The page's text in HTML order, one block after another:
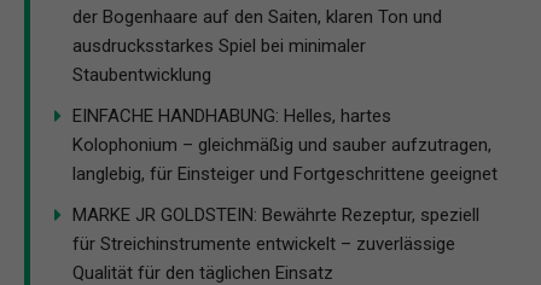
der Bogenhaare auf den Saiten, klaren Ton und
ausdrucksstarkes Spiel bei minimaler
Staubentwicklung
EINFACHE HANDHABUNG: Helles, hartes
Kolophonium – gleichmäßig und sauber aufzutragen,
langlebig, für Einsteiger und Fortgeschrittene geeignet
MARKE JR GOLDSTEIN: Bewährte Rezeptur, speziell
für Streichinstrumente entwickelt – zuverlässige
Qualität für den täglichen Einsatz